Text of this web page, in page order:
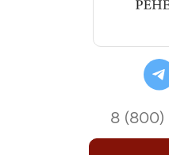
8 (800)